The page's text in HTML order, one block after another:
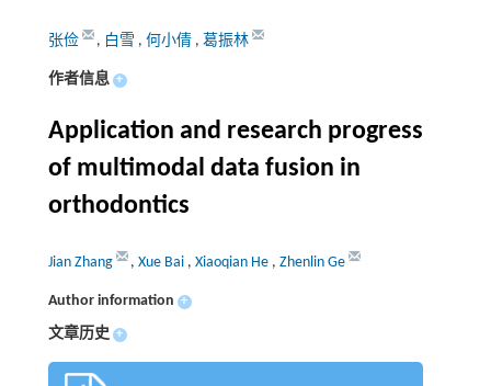
张俭 , 白雪 , 何小倩 , 葛振林
作者信息 +
Application and research progress
of multimodal data fusion in
orthodontics
Jian Zhang , Xue Bai , Xiaoqian He , Zhenlin Ge
Author information +
文章历史 +